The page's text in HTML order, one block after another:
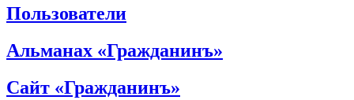
Пользователи
Альманах «Гражданинъ»
Сайт «Гражданинъ»